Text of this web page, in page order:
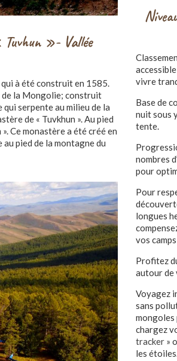
Tuvhun »-Vallée
à été construit en 1585.
de la Mongolie; construit
qui serpente au milieu de la
de « Tuvkhun ». Au pied
Ce monastère a été créé en
au pied de la montagne du
vivre
Base de
nuit sous
tente.
nombres
pour
Pour
longues
vos
Profitez
autour de
Voyagez
sans
mongoles
chargez
tracker»
les